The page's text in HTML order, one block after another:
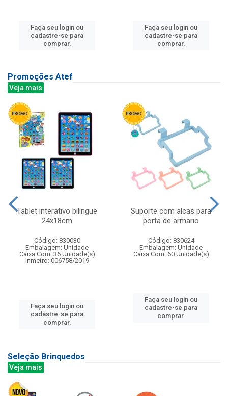
Faça seu login ou
cadastre-se para
comprar.
Faça seu login ou
cadastre-se para
comprar.
Promoções Atef
Veja mais
Tablet interativo bilingue
24x18cm
Código: 830030
Embalagem: Unidade
Caixa Com: 36 Unidade(s)
Inmetro: 006758/2019
Faça seu login ou
cadastre-se para
comprar.
Suporte com alcas para
porta de armario
Código: 830624
Embalagem: Unidade
Caixa Com: 60 Unidade(s)
Faça seu login ou
cadastre-se para
comprar.
Seleção Brinquedos
Veja mais